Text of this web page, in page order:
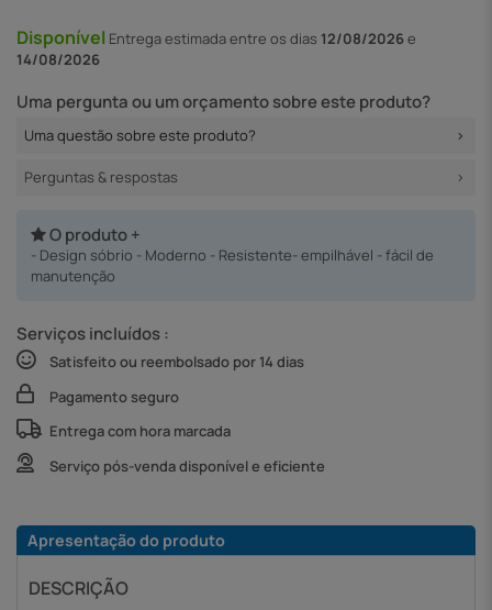
Disponível Entregaestimada entre os dias 12/08/2026e
14/08/2026
Uma pergunta ou um orçamento sobre este produto?
Uma questão sobre este produto?
Perguntas & respostas
O produto +
- Design sóbrio - Moderno - Resistente- empilhável - fácil de
manutenção
Serviços incluídos :
Satisfeito ou reembolsado por 14 dias
Pagamento seguro
Entrega com hora marcada
Serviço pós-venda disponível e eficiente
Apresentação do produto
DESCRIÇÃO